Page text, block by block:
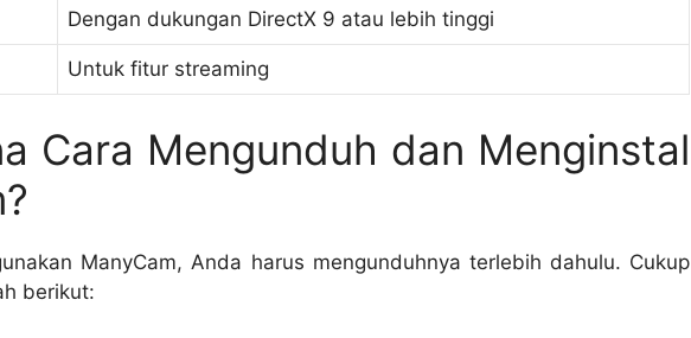
Dengan dukungan DirectX 9 atau lebih tinggi
Untuk fitur streaming
Cara Mengunduh dan Menginstal
ManyCam, Anda harus mengunduhnya terlebih dahulu. Cukup
berikut: